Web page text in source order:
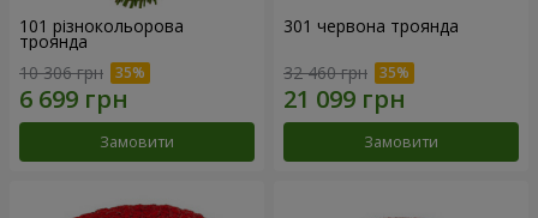
101 різнокольорова
троянда
10 306 грн
Замовити
301 червона троянда
32 460 грн
Замовити